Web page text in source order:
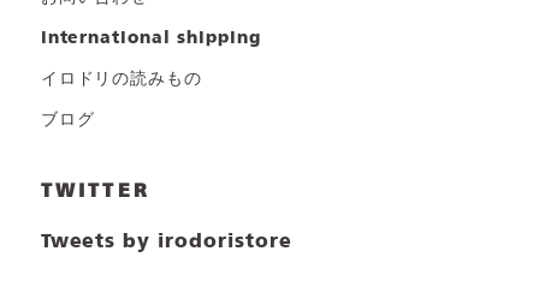
international shipping
イロドリの読みもの
ブログ
TWITTER
Tweets by irodoristore